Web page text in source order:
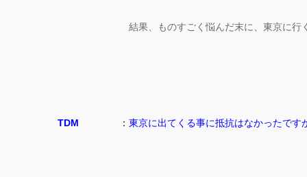
結果、ものすごく悩んだ末に、東京に行
TDM ： 東京に出てくる事に抵抗はなかったです